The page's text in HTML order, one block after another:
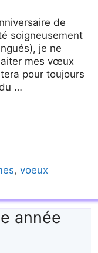
de
soigneusement
je ne
mes vœux
pour toujours
…
,voeux
année